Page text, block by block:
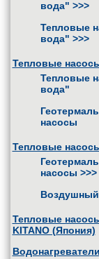
вода" >>>
Тепловые
вода" >>>
Тепловые
Тепловые
вода"
насосы
Тепловые
насосы >>>
Воздушный
Тепловые
KITANO (Япония)